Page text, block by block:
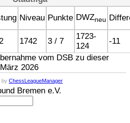
Niveau Punkte DWZneu
1742 3 / 7
1723-
124
-11
vom DSB zu dieser
2026
by ChessLeagueManager
Bremen e.V.